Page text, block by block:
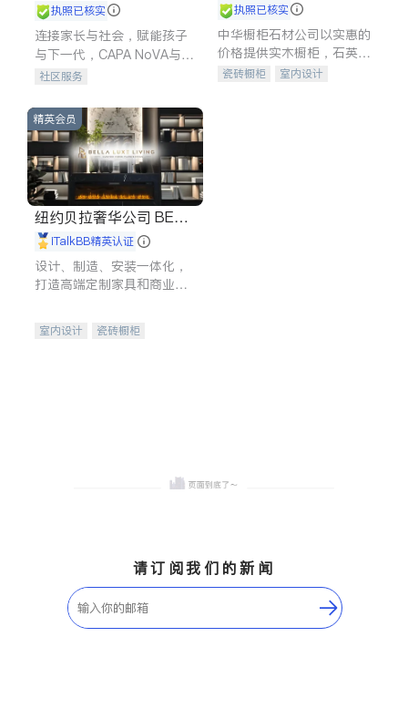
执照已核实
连接家长与社会，赋能孩子
与下一代，CAPA NoVA与您
携手建设包容、公平、充满
社区服务
执照已核实
中华橱柜石材公司以实惠的
价格提供实木橱柜，石英石
台面，多种优质不锈钢水
瓷砖橱柜
室内设计
精英会员
纽约贝拉奢华公司 BELL
A LUXE
iTalkBB精英认证
设计、制造、安装一体化，
打造高端定制家具和商业空
室内设计
瓷砖橱柜
请订阅我们的新闻